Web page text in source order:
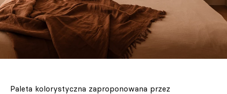
Paleta kolorystyczna zaproponowana przez